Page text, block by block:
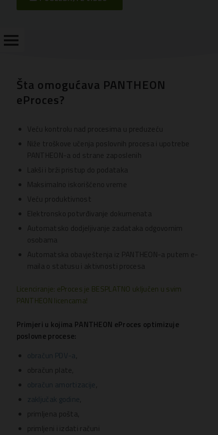
PANTHEON
EDOKUMENTACIJA
EPROCES
ERAČUN
OBAVJEŠTENJA
KONTAKT
Šta omogućava PANTHEON
eProces?
Veću kontrolu nad procesima u preduzeću
Niže troškove učenja poslovnih procesa i upotrebe
PANTHEON-a od strane zaposlenih
Lakši i brži pristup do podataka
Maksimalno iskorišćeno vreme
Veću produktivnost
Elektronsko potvrđivanje dokumenata
Automatsko dodjeljivanje zadataka odgovornim
osobama
Automatska obavještenja iz PANTHEON-a putem e-
maila o statusu i aktivnosti procesa
Licenciranje: eProces je BESPLATNO uključen u svim
PANTHEON licencama!
Primjeri u kojima PANTHEON eProces optimizuje
poslovne procese:
obračun PDV-a,
obračun plate,
obračun amortizacije,
zaključak godine,
primljena pošta,
primljeni i izdati računi